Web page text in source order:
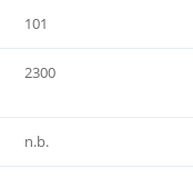
101
2300
n.b.